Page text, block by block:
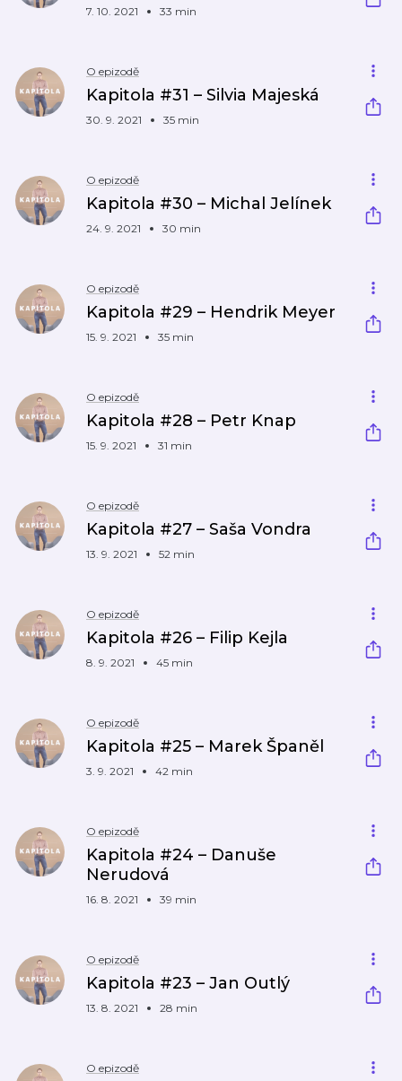
7. 10. 2021 33 min
O epizodě
Kapitola #31 – Silvia Majeská
30. 9. 2021 35 min
O epizodě
Kapitola #30 – Michal Jelínek
24. 9. 2021 30 min
O epizodě
Kapitola #29 – Hendrik Meyer
15. 9. 2021 35 min
O epizodě
Kapitola #28 – Petr Knap
15. 9. 2021 31 min
O epizodě
Kapitola #27 – Saša Vondra
13. 9. 2021 52 min
O epizodě
Kapitola #26 – Filip Kejla
8. 9. 2021 45 min
O epizodě
Kapitola #25 – Marek Španěl
3. 9. 2021 42 min
O epizodě
Kapitola #24 – Danuše
Nerudová
16. 8. 2021 39 min
O epizodě
Kapitola #23 – Jan Outlý
13. 8. 2021 28 min
O epizodě